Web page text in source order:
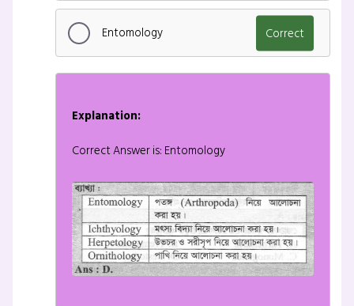
Entomology Correct
Explanation:
Correct Answer is: Entomology